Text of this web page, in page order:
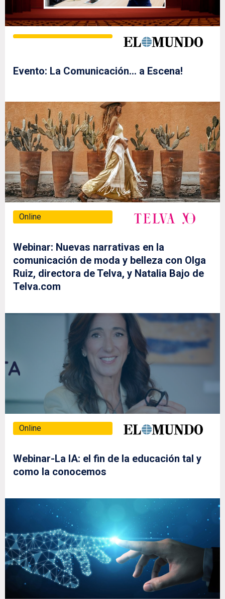
Evento: La Comunicación… a Escena!
Online
Webinar: Nuevas narrativas en la
comunicación de moda y belleza con Olga
Ruiz, directora de Telva, y Natalia Bajo de
Telva.com
Online
Webinar-La IA: el fin de la educación tal y
como la conocemos